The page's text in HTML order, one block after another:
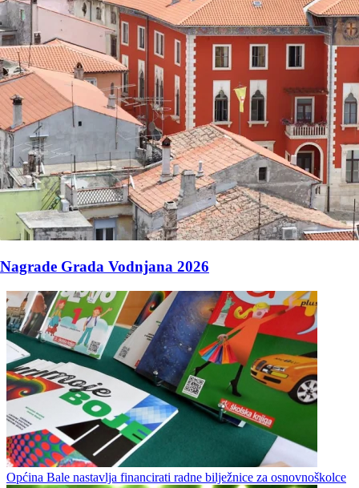
Nagrade Grada Vodnjana 2026
Općina Bale nastavlja financirati radne bilježnice za osnovnoškolce